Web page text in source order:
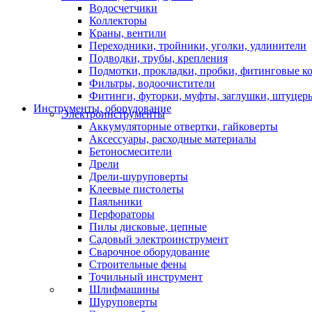
Водосчетчики
Коллекторы
Краны, вентили
Переходники, тройники, уголки, удлинители
Подводки, трубы, крепления
Подмотки, прокладки, пробки, фитинговые
Фильтры, водоочистители
Фитинги, футорки, муфты, заглушки,
Инструменты, оборудование
Электроинструменты
Аккумуляторные отвертки, гайковерты
Аксессуары, расходные материалы
Бетоносмесители
Дрели
Дрели-шуруповерты
Клеевые пистолеты
Паяльники
Перфораторы
Пилы дисковые, цепные
Садовый электроинструмент
Сварочное оборудование
Строительные фены
Точильный инструмент
Шлифмашины
Шуруповерты